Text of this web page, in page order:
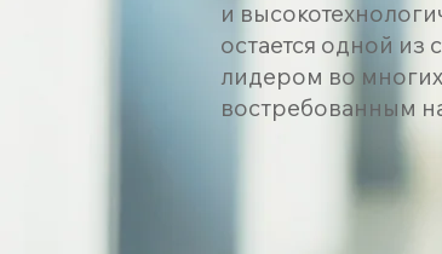
и
остается одной из
лидером во
востребованным